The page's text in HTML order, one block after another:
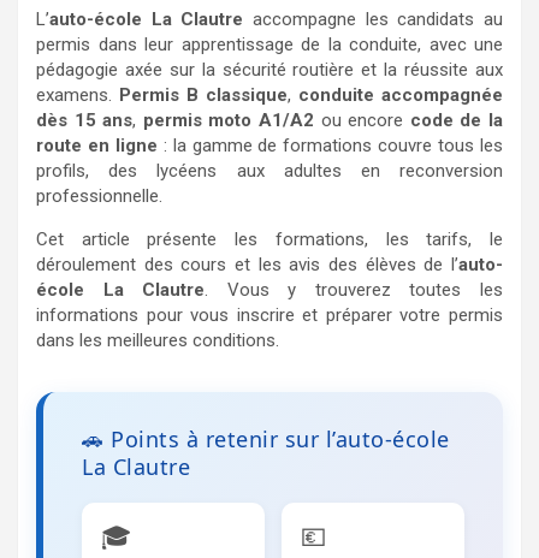
L’auto-école La Clautre accompagne les candidats au
permis dans leur apprentissage de la conduite, avec une
pédagogie axée sur la sécurité routière et la réussite aux
examens. Permis B classique, conduite accompagnée
dès 15 ans, permis moto A1/A2 ou encore code de la
route en ligne : la gamme de formations couvre tous les
profils, des lycéens aux adultes en reconversion
professionnelle.
Cet article présente les formations, les tarifs, le
déroulement des cours et les avis des élèves de l’auto-
école La Clautre. Vous y trouverez toutes les
informations pour vous inscrire et préparer votre permis
dans les meilleures conditions.
🚗 Points à retenir sur l’auto-école
La Clautre
🎓 💶